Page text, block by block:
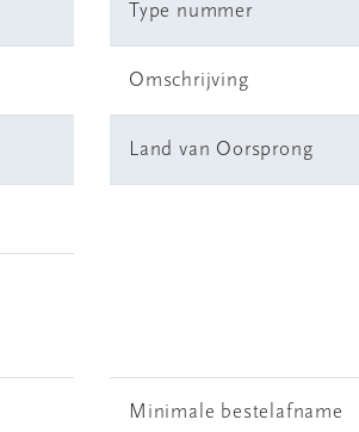
Type nummer
Omschrijving
Land van Oorsprong
Minimale bestelafname